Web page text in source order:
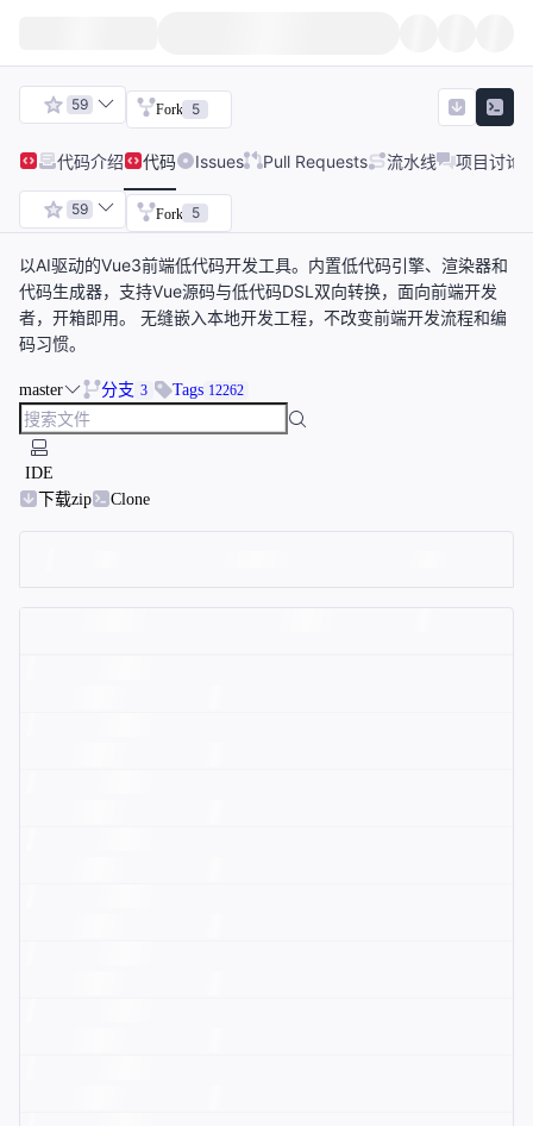
59 Fork 5
代码介绍 代码 Issues Pull Requests 流水线 项目讨论
59 Fork 5
以AI驱动的Vue3前端低代码开发工具。内置低代码引擎、渲染器和
代码生成器，支持Vue源码与低代码DSL双向转换，面向前端开发
者，开箱即用。 无缝嵌入本地开发工程，不改变前端开发流程和编
码习惯。
master 分支 3 Tags 12262
IDE
下载zip
Clone